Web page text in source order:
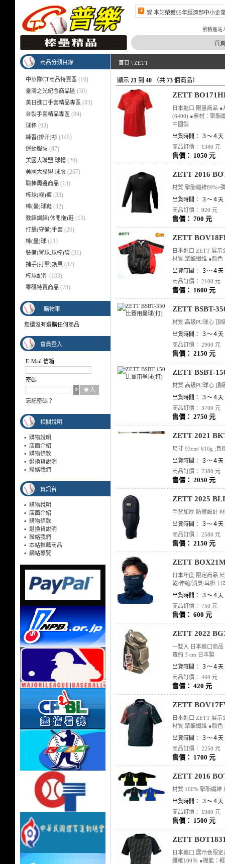
賀 本站榮獲96年經濟部中小企
賀 本站榮獲95年經濟部中小企
累積進站
首頁
商品分類目錄
中華隊CT商品特賣區 (10)
臺灣之光紀念商品區 (30)
美日進口手套精品專區 (83)
台製手套精品專區 (84)
球棒 (93)
練習(排汗)衫 (145)
運動服裝 (87)
美國大聯盟 球帽 (26)
美國大聯盟 球服 (267)
職棒周邊商品 (13)
棒球(襪)褲 (33)
棒(壘)球鞋 (32)
教練訓練(休閒拖)鞋 (13)
打擊(守備)手套 (26)
棒(壘)球 (21)
裝備(置球.球棒)袋 (31)
捕手(打擊)護具 (37)
棒球配件 (103)
零碼特賣商品 (78)
購物車
您還沒有選購任何商品
會員登入
E-Mail 信箱
密碼
忘記密碼？
相關說明
• 購物說明
• 店面介紹
• 購物條款
• 退換貨說明
• 聯絡我們
資訊台
• 購物說明
• 店面介紹
• 購物條款
• 退換貨說明
• 聯絡我們
• 本站推薦商品
• 網站導覽
首頁 \ ZETT
顯示 21 到 40 （共 73 個商品）
ZETT
日本進口 限量商品
(6400) ●素材：聚酯
中國製
出貨時間： ３～４天
商品訂價： 1380 元
售價： 1050 元
ZETT 2016
材質:聚酯纖維89%+
出貨時間： ３～４天
商品訂價： 920 元
售價： 700 元
ZETT
日本進口 ZETT 展
材質:聚酯纖維 ●顏色
出貨時間： ３～４天
商品訂價： 2100 元
售價： 1600 元
ZETT BSBT-
材質:高級PU球心 頂
出貨時間： ３～４天
商品訂價： 2900 元
售價： 2150 元
ZETT BSBT-
材質:高級PU球心 頂
出貨時間： ３～４天
商品訂價： 3700 元
售價： 2750 元
ZETT 2021
尺寸 93cm/ 610g ;直
出貨時間： ３～４天
商品訂價： 2380 元
售價： 2050 元
ZETT 2025
手背加厚 防撞設計
出貨時間： ３～４天
商品訂價： 2580 元
售價： 2150 元
ZETT
日本年度 限定商品
乾/伸縮/消臭/耳掛 日
出貨時間： ３～４天
商品訂價： 750 元
售價： 600 元
ZETT 2022
一雙入 日本進口商
寬約 3 cm 日本製
出貨時間： ３～４天
商品訂價： 460 元
售價： 420 元
ZETT
日本進口 ZETT 展
材質:聚酯纖維 ●顏色
出貨時間： ３～４天
商品訂價： 2250 元
售價： 1700 元
ZETT 2016
材質:100% 聚酯纖維
出貨時間： ３～４天
商品訂價： 1980 元
售價： 1500 元
ZETT
日本進口 展示会限
纖維100％ ●機能：